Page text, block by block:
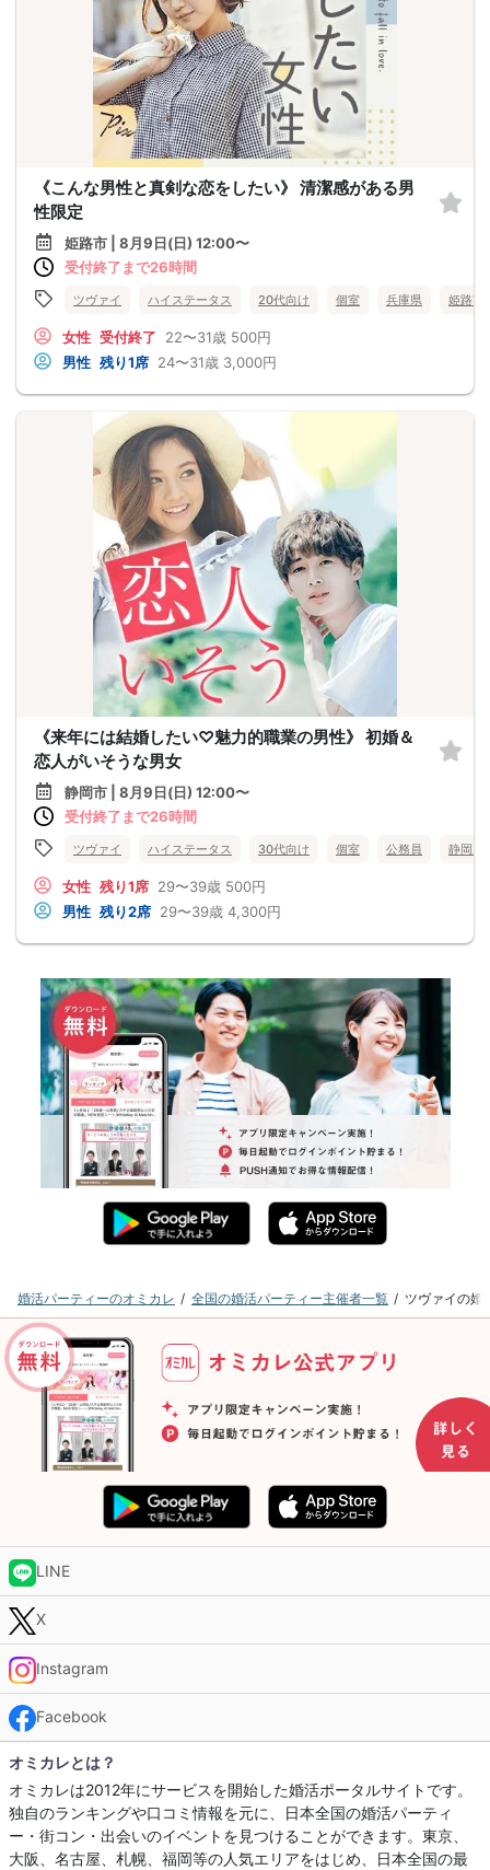
《こんな男性と真剣な恋をしたい》 清潔感がある男
性限定
姫路市 | 8月9日(日) 12:00〜
受付終了まで26時間
ツヴァイ ハイステータス 20代向け 個室 兵庫県 姫路市
女性 受付終了 22〜31歳 500円
男性 残り1席 24〜31歳 3,000円
《来年には結婚したい♡魅力的職業の男性》 初婚＆
恋人がいそうな男女
静岡市 | 8月9日(日) 12:00〜
受付終了まで26時間
ツヴァイ ハイステータス 30代向け 個室 公務員 静岡県
女性 残り1席 29〜39歳 500円
男性 残り2席 29〜39歳 4,300円
婚活パーティーのオミカレ 全国の婚活パーティー主催者一覧 ツヴァイの婚
LINE
X
Instagram
Facebook
オミカレとは？
オミカレは2012年にサービスを開始した婚活ポータルサイトです。
独自のランキングや口コミ情報を元に、日本全国の婚活パーティ
ー・街コン・出会いのイベントを見つけることができます。東京、
大阪、名古屋、札幌、福岡等の人気エリアをはじめ、日本全国の最